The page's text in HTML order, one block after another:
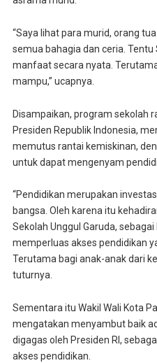
“Saya lihat para murid, orang
semua bahagia dan ceria.
manfaat secara nyata.
mampu,” ucapnya.
Disampaikan, program sekolah
Presiden Republik Indonesia,
memutus rantai kemiskinan,
untuk dapat mengenyam
“Pendidikan merupakan
bangsa. Oleh karena itu
Sekolah Unggul Garuda,
memperluas akses pendidikan
Terutama bagi anak-anak dari
tuturnya.
Sementara itu Wakil Wali Kota
mengatakan menyambut baik
digagas oleh Presiden RI,
akses pendidikan.